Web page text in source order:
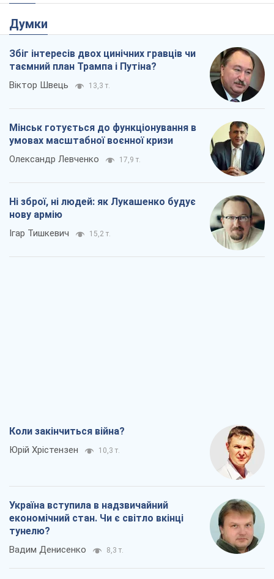
Думки
Збіг інтересів двох цинічних гравців чи
таємний план Трампа і Путіна?
Віктор Швець 13,3 т.
Мінськ готується до функціонування в
умовах масштабної воєнної кризи
Олександр Левченко 17,9 т.
Ні зброї, ні людей: як Лукашенко будує
нову армію
Ігар Тишкевич 15,2 т.
Коли закінчиться війна?
Юрій Хрістензен 10,3 т.
Україна вступила в надзвичайний
економічний стан. Чи є світло вкінці
тунелю?
Вадим Денисенко 8,3 т.